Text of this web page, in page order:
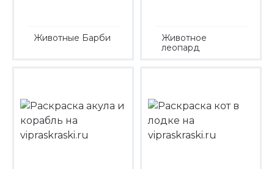
Животные Барби
Животное
леопард